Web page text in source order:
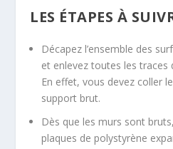
LES ÉTAPES À
Décapez l’ensemble des
et enlevez toutes les traces
En effet, vous devez coller
support brut.
Dès que les murs sont
plaques de polystyrène